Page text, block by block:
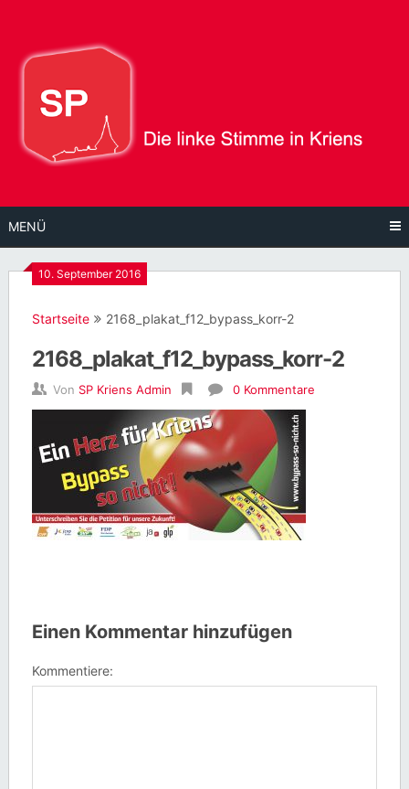
Inhalt
MENÜ
10. September 2016
Startseite 2168_plakat_f12_bypass_korr-2
2168_plakat_f12_bypass_korr-2
Von SP Kriens Admin 0 Kommentare
Einen Kommentar hinzufügen
Kommentiere: